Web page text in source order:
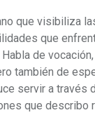
que visibiliza
que
de
también de
servir a través
que describo